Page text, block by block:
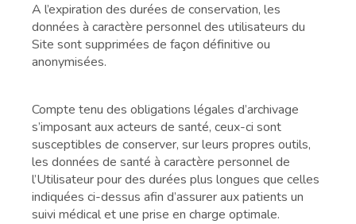
A l’expiration des durées de conservation, les
données à caractère personnel des utilisateurs du
Site sont supprimées de façon définitive ou
anonymisées.
Compte tenu des obligations légales d’archivage
s’imposant aux acteurs de santé, ceux-ci sont
susceptibles de conserver, sur leurs propres outils,
les données de santé à caractère personnel de
l’Utilisateur pour des durées plus longues que celles
indiquées ci-dessus afin d’assurer aux patients un
suivi médical et une prise en charge optimale.